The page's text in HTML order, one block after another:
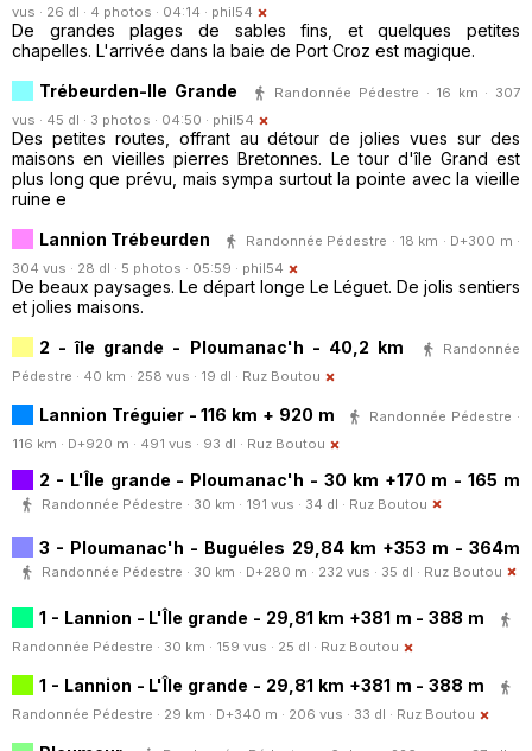
vus · 26 dl · 4 photos · 04:14 · phil54
De grandes plages de sables fins, et quelques petites
chapelles. L'arrivée dans la baie de Port Croz est magique.
Trébeurden-Ile Grande
Randonnée Pédestre · 16 km · 307
vus · 45 dl · 3 photos · 04:50 · phil54
Des petites routes, offrant au détour de jolies vues sur des
maisons en vieilles pierres Bretonnes. Le tour d'île Grand est
plus long que prévu, mais sympa surtout la pointe avec la vieille
ruine e
Lannion Trébeurden
Randonnée Pédestre · 18 km · D+300 m ·
304 vus · 28 dl · 5 photos · 05:59 · phil54
De beaux paysages. Le départ longe Le Léguet. De jolis sentiers
et jolies maisons.
2 - île grande - Ploumanac'h - 40,2 km
Randonnée
Pédestre · 40 km · 258 vus · 19 dl · Ruz Boutou
Lannion Tréguier - 116 km + 920 m
Randonnée Pédestre ·
116 km · D+920 m · 491 vus · 93 dl · Ruz Boutou
2 - L'Île grande - Ploumanac'h - 30 km +170 m - 165 m
Randonnée Pédestre · 30 km · 191 vus · 34 dl · Ruz Boutou
3 - Ploumanac'h - Buguéles 29,84 km +353 m - 364m
Randonnée Pédestre · 30 km · D+280 m · 232 vus · 35 dl · Ruz Boutou
1 - Lannion - L'Île grande - 29,81 km +381 m - 388 m
Randonnée Pédestre · 30 km · 159 vus · 25 dl · Ruz Boutou
1 - Lannion - L'Île grande - 29,81 km +381 m - 388 m
Randonnée Pédestre · 29 km · D+340 m · 206 vus · 33 dl · Ruz Boutou